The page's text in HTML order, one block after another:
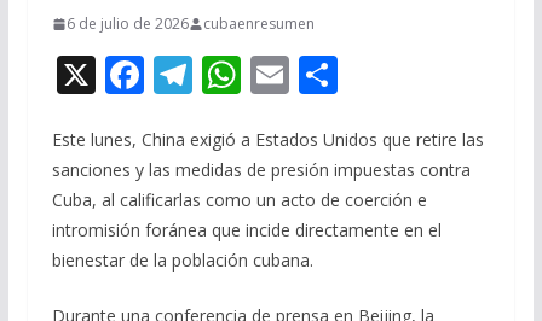
6 de julio de 2026 cubaenresumen
X F
e
b
o
o
k
T
e
gr
a
m
W
at
s
A
p
p
E
ai
l
C
m
p
ar
r
Este lunes, China exigió a Estados Unidos que retire las
sanciones y las medidas de presión impuestas contra
Cuba, al calificarlas como un acto de coerción e
intromisión foránea que incide directamente en el
bienestar de la población cubana.
Durante una conferencia de prensa en Beijing, la